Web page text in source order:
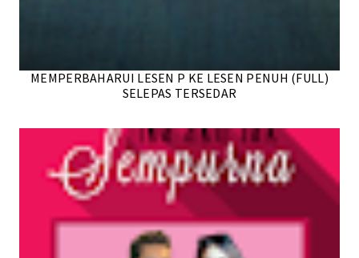
MEMPERBAHARUI LESEN P KE LESEN PENUH (FULL)
SELEPAS TERSEDAR